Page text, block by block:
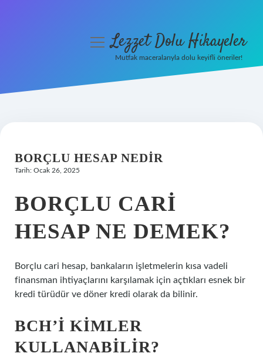
Hakkımızda
menüyüLezzet Dolu Hikayeler
Mutfak maceralarıyla dolu keyifli öneriler!
BORÇLU HESAP NEDIR
Tarih: Ocak 26, 2025
BORÇLU CARI
HESAP NE DEMEK?
Borçlu cari hesap, bankaların işletmelerin kısa vadeli
finansman ihtiyaçlarını karşılamak için açtıkları esnek bir
kredi türüdür ve döner kredi olarak da bilinir.
BCH’I KIMLER
KULLANABILIR?